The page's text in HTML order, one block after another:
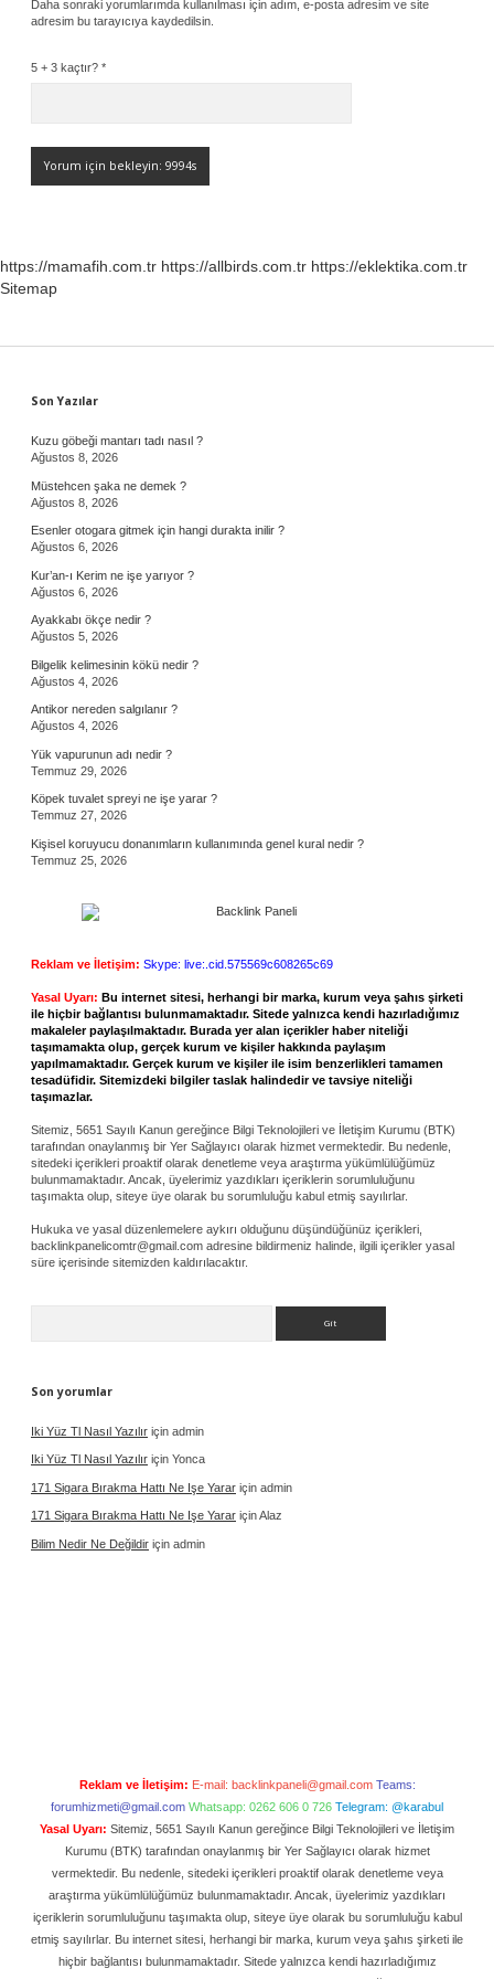
Daha sonraki yorumlarımda kullanılması için adım, e-posta adresim ve site
adresim bu tarayıcıya kaydedilsin.
5 + 3 kaçtır? *
https://mamafih.com.tr https://allbirds.com.tr https://eklektika.com.tr
Sitemap
Sidebar
Son Yazılar
Kuzu göbeği mantarı tadı nasıl ?
Ağustos 8, 2026
Müstehcen şaka ne demek ?
Ağustos 8, 2026
Esenler otogara gitmek için hangi durakta inilir ?
Ağustos 6, 2026
Kur’an-ı Kerim ne işe yarıyor ?
Ağustos 6, 2026
Ayakkabı ökçe nedir ?
Ağustos 5, 2026
Bilgelik kelimesinin kökü nedir ?
Ağustos 4, 2026
Antikor nereden salgılanır ?
Ağustos 4, 2026
Yük vapurunun adı nedir ?
Temmuz 29, 2026
Köpek tuvalet spreyi ne işe yarar ?
Temmuz 27, 2026
Kişisel koruyucu donanımların kullanımında genel kural nedir ?
Temmuz 25, 2026
Reklam ve İletişim: Skype: live:.cid.575569c608265c69
Yasal Uyarı: Bu internet sitesi, herhangi bir marka, kurum veya şahıs şirketi
ile hiçbir bağlantısı bulunmamaktadır. Sitede yalnızca kendi hazırladığımız
makaleler paylaşılmaktadır. Burada yer alan içerikler haber niteliği
taşımamakta olup, gerçek kurum ve kişiler hakkında paylaşım
yapılmamaktadır. Gerçek kurum ve kişiler ile isim benzerlikleri tamamen
tesadüfidir. Sitemizdeki bilgiler taslak halindedir ve tavsiye niteliği
taşımazlar.
Sitemiz, 5651 Sayılı Kanun gereğince Bilgi Teknolojileri ve İletişim Kurumu (BTK)
tarafından onaylanmış bir Yer Sağlayıcı olarak hizmet vermektedir. Bu nedenle,
sitedeki içerikleri proaktif olarak denetleme veya araştırma yükümlülüğümüz
bulunmamaktadır. Ancak, üyelerimiz yazdıkları içeriklerin sorumluluğunu
taşımakta olup, siteye üye olarak bu sorumluluğu kabul etmiş sayılırlar.
Hukuka ve yasal düzenlemelere aykırı olduğunu düşündüğünüz içerikleri,
backlinkpanelicomtr@gmail.com adresine bildirmeniz halinde, ilgili içerikler yasal
süre içerisinde sitemizden kaldırılacaktır.
Son yorumlar
Iki Yüz Tl Nasıl Yazılır için admin
Iki Yüz Tl Nasıl Yazılır için Yonca
171 Sigara Bırakma Hattı Ne Işe Yarar için admin
171 Sigara Bırakma Hattı Ne Işe Yarar içinAlaz
Bilim Nedir Ne Değildir için admin
Reklam ve İletişim: E-mail: backlinkpaneli@gmail.com Teams:
forumhizmeti@gmail.com Whatsapp: 0262 606 0 726 Telegram: @karabul
Yasal Uyarı: Sitemiz, 5651 Sayılı Kanun gereğince Bilgi Teknolojileri ve İletişim
Kurumu (BTK) tarafından onaylanmış bir Yer Sağlayıcı olarak hizmet
vermektedir. Bu nedenle, sitedeki içerikleri proaktif olarak denetleme veya
araştırma yükümlülüğümüz bulunmamaktadır. Ancak, üyelerimiz yazdıkları
içeriklerin sorumluluğunu taşımakta olup, siteye üye olarak bu sorumluluğu kabul
etmiş sayılırlar. Bu internet sitesi, herhangi bir marka, kurum veya şahıs şirketi ile
hiçbir bağlantısı bulunmamaktadır. Sitede yalnızca kendi hazırladığımız